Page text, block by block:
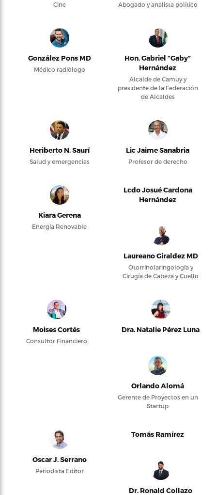
Cine Abogado y analista político
González Pons MD
Médico radiólogo
Hon. Gabriel “Gaby”
Hernández
Alcalde de Camuy y
presidente de la Federación
de Alcaldes
Heriberto N. Saurí
Salud y emergencias
Lic Jaime Sanabria
Profesor de derecho
Kiara Gerena
Energía Renovable
Lcdo Josué Cardona
Hernández
Laureano Giraldez MD
Otorrinolaringología y
Cirugía de Cabeza y Cuello
Moises Cortés
Consultor Financiero
Dra. Natalie Pérez Luna
Orlando Alomá
Gerente de Proyectos en un
Startup
Oscar J. Serrano
Periodista Editor
Tomás Ramírez
Dr. Ronald Collazo